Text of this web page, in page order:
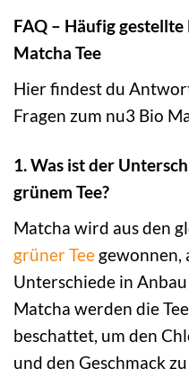
FAQ – Häufig
Matcha Tee
Hier findest du
Fragen zum nu3 Bio
1. Was ist der
grünem Tee?
Matcha wird aus den
grüner Tee gewonnen,
Unterschiede in
Matcha werden die
beschattet, um den
und den Geschmack